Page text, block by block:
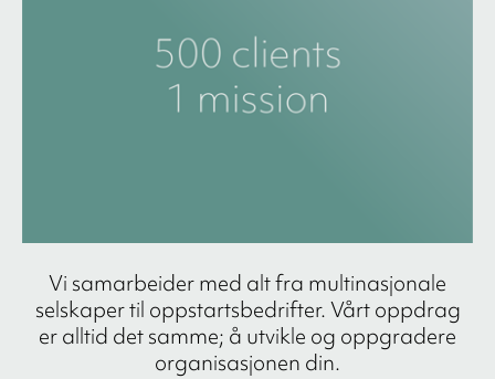
Vi samarbeider med alt fra multinasjonale
selskaper til oppstartsbedrifter. Vårt oppdrag
er alltid det samme; å utvikle og oppgradere
organisasjonen din.